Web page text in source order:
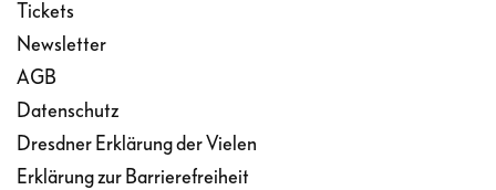
Tickets
Newsletter
AGB
Datenschutz
Dresdner Erklärung der Vielen
Erklärung zur Barrierefreiheit